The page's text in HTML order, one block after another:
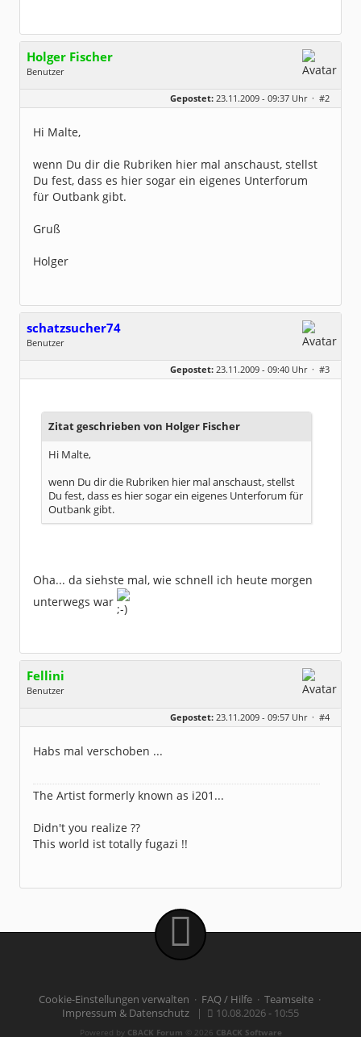
Holger Fischer
Benutzer
Alter:
54
Dabei seit:
Gepostet: 23.11.2009 - 09:37 Uhr · #2
Hi Malte,
wenn Du dir die Rubriken hier mal anschaust, stellst
Du fest, dass es hier sogar ein eigenes Unterforum
für Outbank gibt.
Gruß
Holger
schatzsucher74
Benutzer
Geschlecht:
keine Angabe
Beiträge:
102
Gepostet: 23.11.2009 - 09:40 Uhr · #3
Zitat geschrieben von Holger Fischer
Hi Malte,
wenn Du dir die Rubriken hier mal anschaust, stellst
Du fest, dass es hier sogar ein eigenes Unterforum für
Outbank gibt.
Oha... da siehste mal, wie schnell ich heute morgen
unterwegs war
Fellini
Benutzer
Im wunderschönen Ahrtal
Beiträge:
2077
Gepostet: 23.11.2009 - 09:57 Uhr · #4
Habs mal verschoben ...
The Artist formerly known as i201...
Didn't you realize ??
This world ist totally fugazi !!
Cookie-Einstellungen verwalten · FAQ / Hilfe· Teamseite·
Impressum & Datenschutz | 10.08.2026 - 10:55
Powered by CBACK Forum © 2026 CBACK Software